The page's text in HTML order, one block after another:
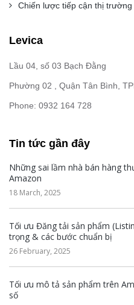
Chiến lược tiếp cận thị trường
Levica
Lầu 04, số 03 Bạch Đằng
Phường 02 , Quận Tân Bình,
Phone: 0932 164 728
Tin tức gần đây
Những sai lầm nhà bán hàng
Amazon
18 March, 2025
Tối ưu Đăng tải sản phẩm
trọng & các bước chuẩn bị
26 February, 2025
Tối ưu mô tả sản phẩm trên
số